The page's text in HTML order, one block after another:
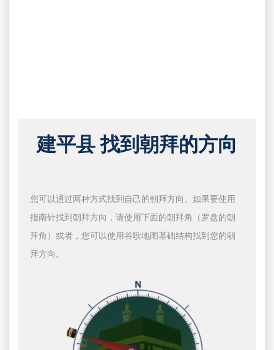
建平县 找到朝拜的方向
您可以通过两种方式找到自己的朝拜方向。如果要使用
指南针找到朝拜方向，请使用下面的朝拜角（罗盘的朝
拜角）或者，您可以使用谷歌地图基础结构找到您的朝
拜方向。